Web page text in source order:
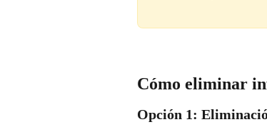
Cómo eliminar
Opción 1: